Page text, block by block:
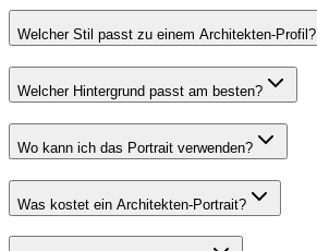
Welcher Stil passt zu einem Architekten-Profil?
Welcher Hintergrund passt am besten?
Wo kann ich das Portrait verwenden?
Was kostet ein Architekten-Portrait?